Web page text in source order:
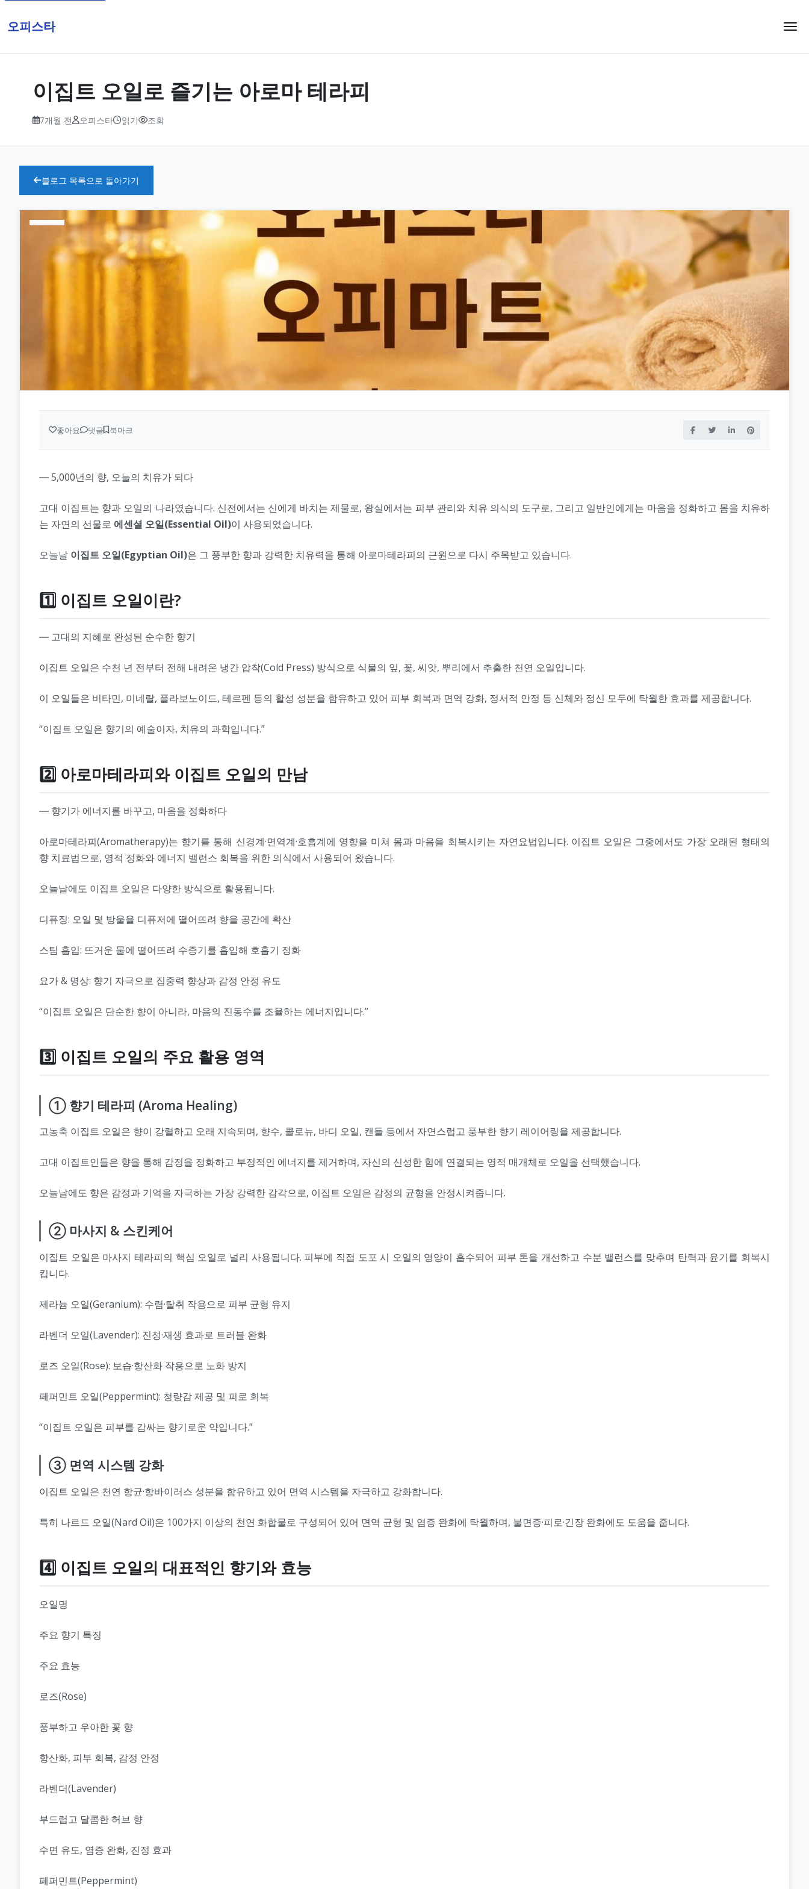
오피스타
이집트 오일로 즐기는 아로마 테라피
7개월 전 오피스타 읽기 조회
블로그 목록으로 돌아가기
좋아요 댓글 북마크
― 5,000년의 향, 오늘의 치유가 되다
고대 이집트는 향과 오일의 나라였습니다. 신전에서는 신에게 바치는 제물로, 왕실에서는 피부 관리와 치유 의식의 도구로, 그리고 일반인에게는 마음을 정화하고 몸을 치유하
는 자연의 선물로 에센셜 오일(Essential Oil)이 사용되었습니다.
오늘날 이집트 오일(Egyptian Oil)은 그 풍부한 향과 강력한 치유력을 통해 아로마테라피의 근원으로 다시 주목받고 있습니다.
1️⃣ 이집트 오일이란?
― 고대의 지혜로 완성된 순수한 향기
이집트 오일은 수천 년 전부터 전해 내려온 냉간 압착(Cold Press) 방식으로 식물의 잎, 꽃, 씨앗, 뿌리에서 추출한 천연 오일입니다.
이 오일들은 비타민, 미네랄, 플라보노이드, 테르펜 등의 활성 성분을 함유하고 있어 피부 회복과 면역 강화, 정서적 안정 등 신체와 정신 모두에 탁월한 효과를 제공합니다.
“이집트 오일은 향기의 예술이자, 치유의 과학입니다.”
2️⃣ 아로마테라피와 이집트 오일의 만남
― 향기가 에너지를 바꾸고, 마음을 정화하다
아로마테라피(Aromatherapy)는 향기를 통해 신경계·면역계·호흡계에 영향을 미쳐 몸과 마음을 회복시키는 자연요법입니다. 이집트 오일은 그중에서도 가장 오래된 형태의
향 치료법으로, 영적 정화와 에너지 밸런스 회복을 위한 의식에서 사용되어 왔습니다.
오늘날에도 이집트 오일은 다양한 방식으로 활용됩니다.
디퓨징: 오일 몇 방울을 디퓨저에 떨어뜨려 향을 공간에 확산
스팀 흡입: 뜨거운 물에 떨어뜨려 수증기를 흡입해 호흡기 정화
요가 & 명상: 향기 자극으로 집중력 향상과 감정 안정 유도
“이집트 오일은 단순한 향이 아니라, 마음의 진동수를 조율하는 에너지입니다.”
3️⃣ 이집트 오일의 주요 활용 영역
① 향기 테라피 (Aroma Healing)
고농축 이집트 오일은 향이 강렬하고 오래 지속되며, 향수, 콜로뉴, 바디 오일, 캔들 등에서 자연스럽고 풍부한 향기 레이어링을 제공합니다.
고대 이집트인들은 향을 통해 감정을 정화하고 부정적인 에너지를 제거하며, 자신의 신성한 힘에 연결되는 영적 매개체로 오일을 선택했습니다.
오늘날에도 향은 감정과 기억을 자극하는 가장 강력한 감각으로, 이집트 오일은 감정의 균형을 안정시켜줍니다.
② 마사지 & 스킨케어
이집트 오일은 마사지 테라피의 핵심 오일로 널리 사용됩니다. 피부에 직접 도포 시 오일의 영양이 흡수되어 피부 톤을 개선하고 수분 밸런스를 맞추며 탄력과 윤기를 회복시
킵니다.
제라늄 오일(Geranium): 수렴·탈취 작용으로 피부 균형 유지
라벤더 오일(Lavender): 진정·재생 효과로 트러블 완화
로즈 오일(Rose): 보습·항산화 작용으로 노화 방지
페퍼민트 오일(Peppermint): 청량감 제공 및 피로 회복
“이집트 오일은 피부를 감싸는 향기로운 약입니다.”
③ 면역 시스템 강화
이집트 오일은 천연 항균·항바이러스 성분을 함유하고 있어 면역 시스템을 자극하고 강화합니다.
특히 나르드 오일(Nard Oil)은 100가지 이상의 천연 화합물로 구성되어 있어 면역 균형 및 염증 완화에 탁월하며, 불면증·피로·긴장 완화에도 도움을 줍니다.
4️⃣ 이집트 오일의 대표적인 향기와 효능
오일명
주요 향기 특징
주요 효능
로즈(Rose)
풍부하고 우아한 꽃 향
항산화, 피부 회복, 감정 안정
라벤더(Lavender)
부드럽고 달콤한 허브 향
수면 유도, 염증 완화, 진정 효과
페퍼민트(Peppermint)